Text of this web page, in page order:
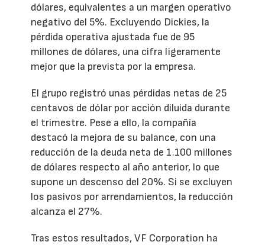
dólares, equivalentes a un margen operativo
negativo del 5%. Excluyendo Dickies, la
pérdida operativa ajustada fue de 95
millones de dólares, una cifra ligeramente
mejor que la prevista por la empresa.
El grupo registró unas pérdidas netas de 25
centavos de dólar por acción diluida durante
el trimestre. Pese a ello, la compañía
destacó la mejora de su balance, con una
reducción de la deuda neta de 1.100 millones
de dólares respecto al año anterior, lo que
supone un descenso del 20%. Si se excluyen
los pasivos por arrendamientos, la reducción
alcanza el 27%.
Tras estos resultados, VF Corporation ha